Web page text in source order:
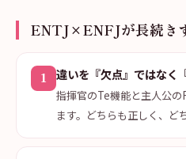
ENTJ×ENFJが長続き
1 違いを『欠点』ではなく
指揮官のTe機能と主人公
ます。どちらも正しく、ど